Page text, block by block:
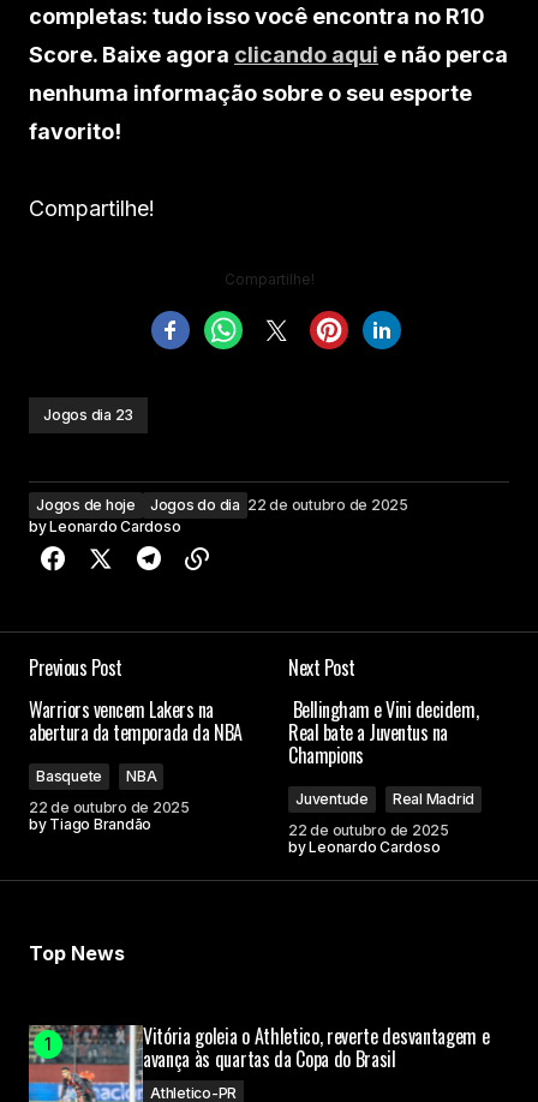
completas: tudo isso você encontra no R10
Score. Baixe agora clicando aqui e não perca
nenhuma informação sobre o seu esporte
favorito!
Compartilhe!
Compartilhe!
Jogos dia 23
Jogos de hoje Jogos do dia 22 de outubro de 2025
byLeonardo Cardoso
Previous Post
Warriors vencem Lakers na
abertura da temporada da NBA
Basquete
NBA
22 de outubro de 2025
by Tiago Brandão
Next Post
Bellingham e Vini decidem,
Real bate a Juventus na
Champions
Juventude
Real Madrid
22 de outubro de 2025
byLeonardo Cardoso
Top News
Vitória goleia o Athletico, reverte desvantagem e
avança às quartas da Copa do Brasil
Athletico-PR